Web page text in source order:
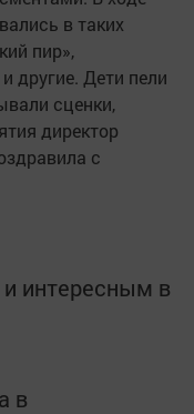
в таких
пир»,
другие. Дети пели
сценки,
директор
с
интересным в
в